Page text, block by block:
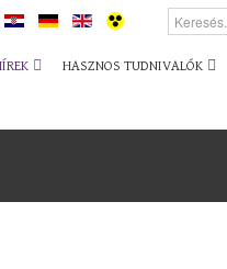
HASZNOS TUDNIVALÓK